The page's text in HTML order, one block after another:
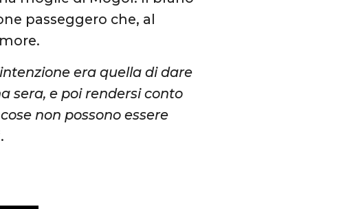
passeggero che, al
era quella di dare
sera, e poi rendersi conto
non possono essere